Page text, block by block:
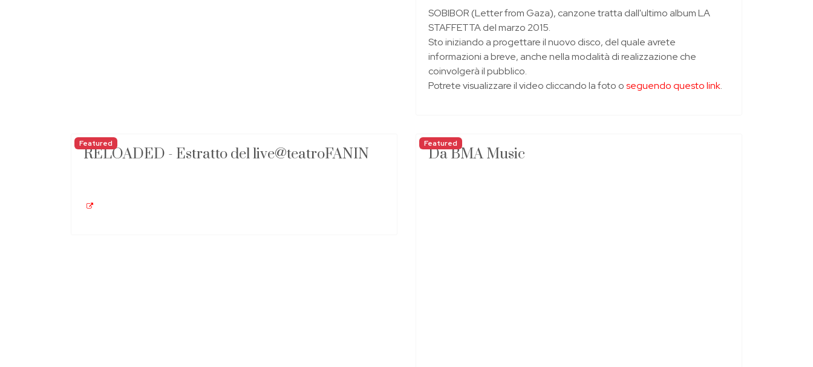
SOBIBOR (Letter from Gaza), canzone tratta dall'ultimo album LA
STAFFETTA del marzo 2015.
Sto iniziando a progettare il nuovo disco, del quale avrete
informazioni a breve, anche nella modalità di realizzazione che
coinvolgerà il pubblico.
Potrete visualizzare il video cliccando la foto oseguendo questo link.
Featured
RELOADED - Estratto del live@teatroFANIN
Featured
Da BMA Music